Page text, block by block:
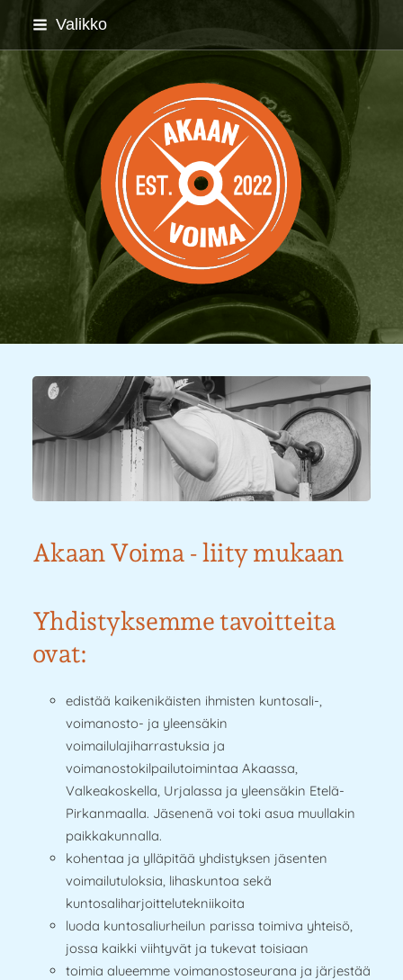
Siirry
sisältöön
Valikko
Akaan Voima ry
Akaan Voima - liity mukaan
Yhdistyksemme tavoitteita
ovat:
edistää kaikenikäisten ihmisten kuntosali-,
voimanosto- ja yleensäkin
voimailulajiharrastuksia ja
voimanostokilpailutoimintaa Akaassa,
Valkeakoskella, Urjalassa ja yleensäkin Etelä-
Pirkanmaalla. Jäsenenä voi toki asua muullakin
paikkakunnalla.
kohentaa ja ylläpitää yhdistyksen jäsenten
voimailutuloksia, lihaskuntoa sekä
kuntosaliharjoittelutekniikoita
luoda kuntosaliurheilun parissa toimiva yhteisö,
jossa kaikki viihtyvät ja tukevat toisiaan
toimia alueemme voimanostoseurana ja järjestää